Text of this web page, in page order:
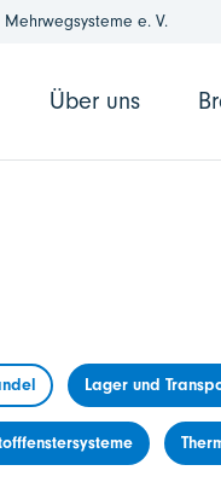
e. V.
Über uns
Lager und